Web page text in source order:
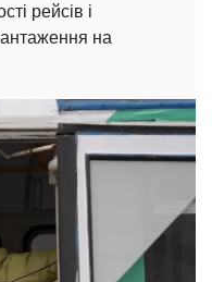
рейсів і
на